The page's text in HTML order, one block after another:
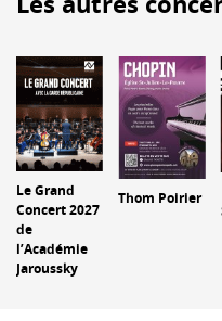
Le Grand
Concert 2027
de
l’Académie
Jaroussky
Thom Poirier